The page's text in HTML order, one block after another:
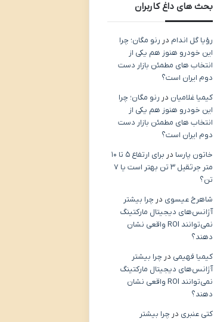
بحث های داغ کاربران
رؤیا گل اندام در رنو مگان؛ چرا
این خودرو هنوز هم یکی از
انتخاب های مطمئن بازار دست
دوم ایران است؟
کیمیا غلامیان در رنو مگان؛ چرا
این خودرو هنوز هم یکی از
انتخاب های مطمئن بازار دست
دوم ایران است؟
خاتون پارسا در
برای ارتفاع ۵ تا ۱۰
متر جرثقیل ۳ تن بهتر است یا ۷
تن؟
شاهرخ عیسوی در چرا بیشتر
آژانس‌های دیجیتال مارکتینگ
نمی‌توانند ROI واقعی نشان
دهند؟
کیمیا فهیمی در چرا بیشتر
آژانس‌های دیجیتال مارکتینگ
نمی‌توانند ROI واقعی نشان
دهند؟
کتی عنبری در چرا بیشتر